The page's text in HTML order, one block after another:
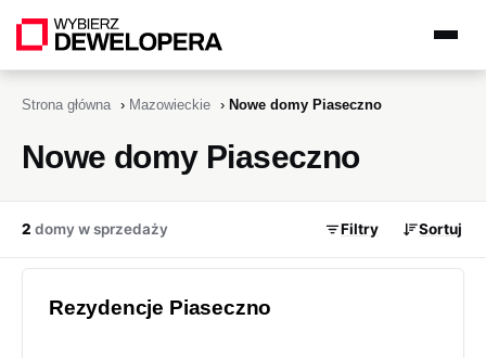
Strona główna › Mazowieckie › Nowe domy Piaseczno
Nowe domy Piaseczno
2 domy w sprzedaży Filtry Sortuj
Rezydencje Piaseczno